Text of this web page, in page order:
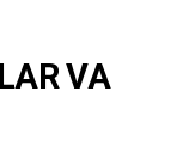
VA